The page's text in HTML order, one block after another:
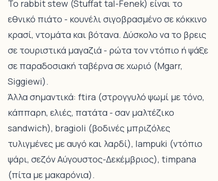
Το rabbit stew (Stuffat tal-Fenek) είναι το
εθνικό πιάτο - κουνέλι σιγοβρασμένο σε κόκκινο
κρασί, ντομάτα και βότανα. Δύσκολο να το βρεις
σε τουριστικά μαγαζιά - ρώτα τον ντόπιο ή ψάξε
σε παραδοσιακή ταβέρνα σε χωριό (Mgarr,
Siggiewi).
Άλλα σημαντικά: ftira (στρογγυλό ψωμί με τόνο,
κάππαρη, ελιές, πατάτα - σαν μαλτέζικο
sandwich), bragioli (βοδινές μπριζόλες
τυλιγμένες με αυγό και λαρδί), lampuki (ντόπιο
ψάρι, σεζόν Αύγουστος-Δεκέμβριος), timpana
(πίτα με μακαρόνια).